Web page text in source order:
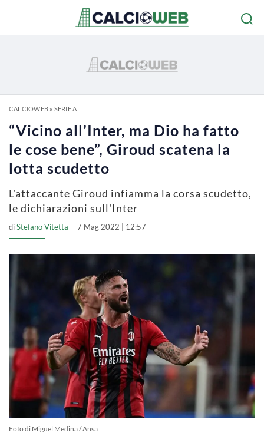
CALCIOWEB» SERIE A
“Vicino all’Inter, ma Dio ha fatto
le cose bene”, Giroud scatena la
lotta scudetto
L'attaccante Giroud infiamma la corsa scudetto,
le dichiarazioni sull'Inter
diStefano Vitetta 7 Mag 2022 | 12:57
Foto di Miguel Medina / Ansa